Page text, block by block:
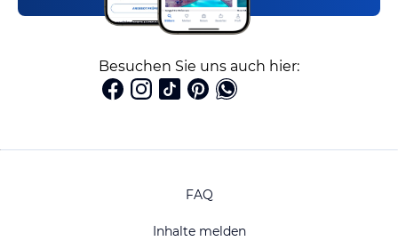
Besuchen Sie uns auch hier:
FAQ
Inhalte melden